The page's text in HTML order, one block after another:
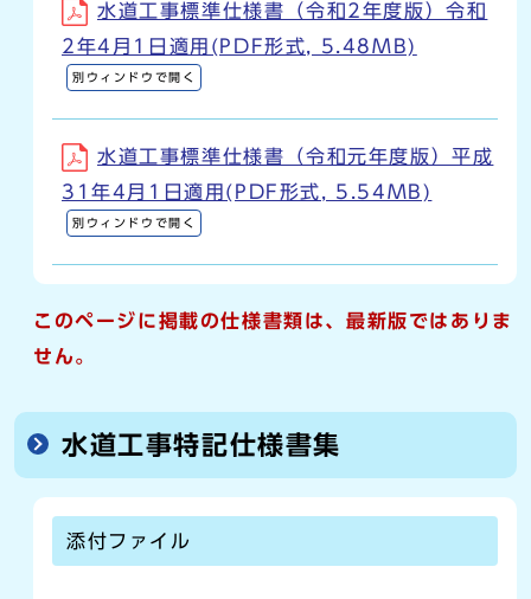
水道工事標準仕様書（令和2年度版）令和
2年4月1日適用(PDF形式, 5.48MB)
別ウィンドウで開く
水道工事標準仕様書（令和元年度版）平成
31年4月1日適用(PDF形式, 5.54MB)
別ウィンドウで開く
このページに掲載の仕様書類は、最新版ではありま
せん。
水道工事特記仕様書集
添付ファイル